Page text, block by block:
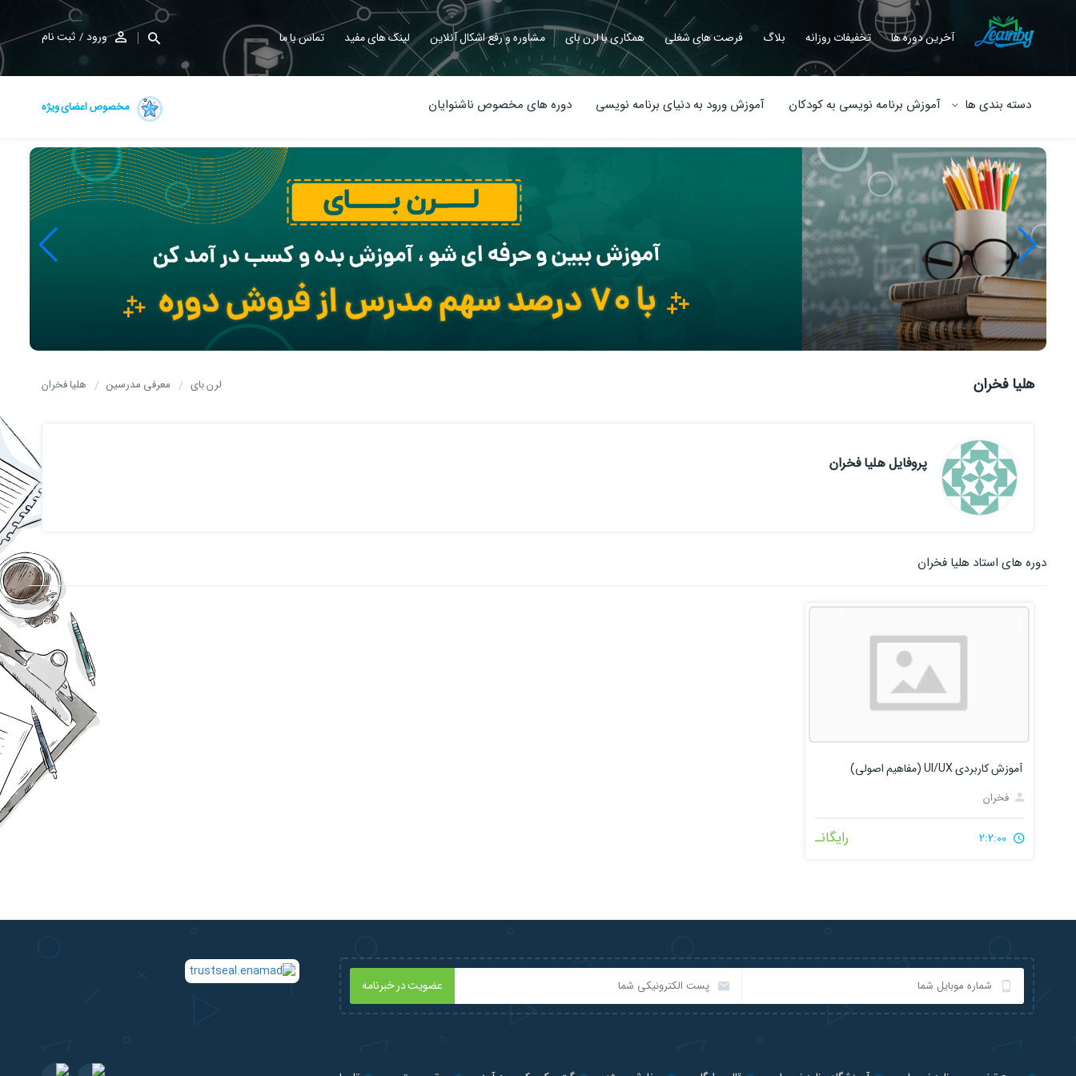
آخرین دوره ها تخفیفات روزانه بلاگ فرصت های شغلی همکاری با لرن بای مشاوره و رفع اشکال آنلاین لینک های مفید تماس با ما ورود ثبت نام
دسته بندی ها آموزش برنامه نویسی به کودکان آموزش ورود به دنیای برنامه نویسی دوره های مخصوص ناشنوایان مخصوص اعضای ویژه
هلیا فخران لرن بای معرفی مدرسین هلیا فخران
پروفایل هلیا فخران
دوره های استاد هلیا فخران
آموزش کاربردی UI/UX (مفاهیم اصولی)
فخران
رایگانـ
عضویت در خبرنامه